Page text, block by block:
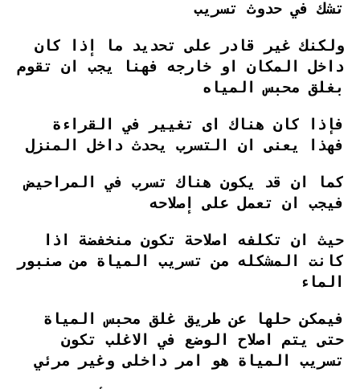
تشك في حدوث تسريب
ولكنك غير قادر على تحديد ما إذا كان
داخل المكان او خارجه فهنا يجب ان تقوم
بغلق محبس المياه
فإذا كان هناك اى تغيير في القراءة
فهذا يعنى ان التسرب يحدث داخل المنزل
كما ان قد يكون هناك تسرب في المراحيض
فيجب ان تعمل على إصلاحه
حيث ان تكلفه اصلاحة تكون منخفضة اذا
كانت المشكله من تسريب المياة من صنبور
الماء
فيمكن حلها عن طريق غلق محبس المياة
حتى يتم اصلاح الوضع في الاغلب تكون
تسريب المياة هو امر داخلى وغير مرئي